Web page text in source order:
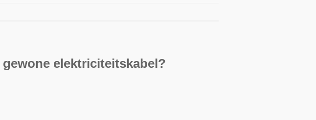
elektriciteitskabel?